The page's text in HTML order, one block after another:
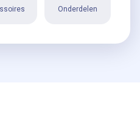
Onderdelen